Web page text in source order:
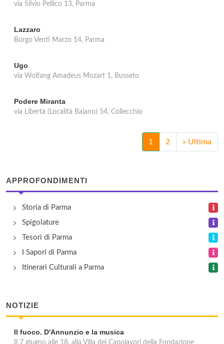
via Silvio Pellico 13, Parma
Lazzaro
Borgo Venti Marzo 14, Parma
Ugo
via Wolfang Amadeus Mozart 1, Busseto
Podere Miranta
via Libertà (Località Baiano) 54, Collecchio
1 2 » Ultima
APPROFONDIMENTI
Storia di Parma
Spigolature
Tesori di Parma
I Sapori di Parma
Itinerari Culturali a Parma
NOTIZIE
Il fuoco. D'Annunzio e la musica
Il 7 giugno alle 18, alla Villa dei Capolavori della Fondazione